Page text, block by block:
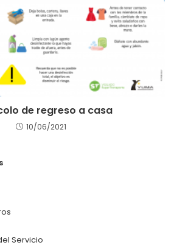
de regreso a casa
10/06/2021
Servicio